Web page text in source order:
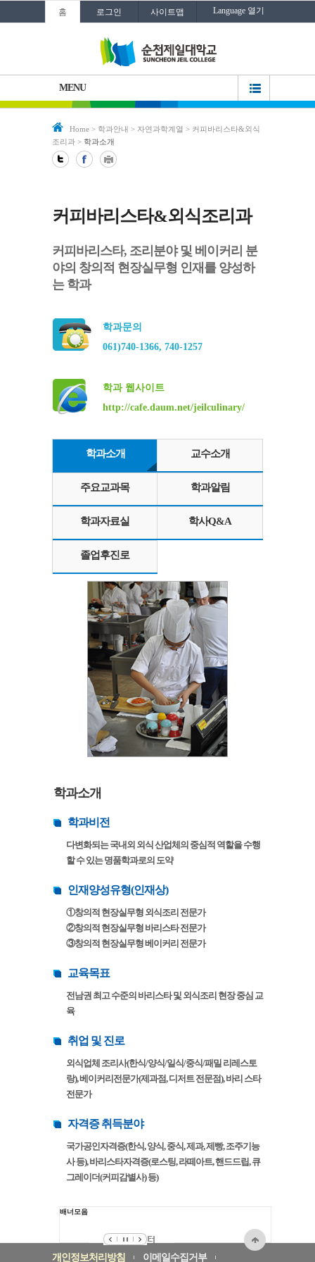
홈 로그인 사이트맵 Language 열기
MENU
Home > 학과안내 > 자연과학계열 > 커피바리스타&외식
조리과 > 학과소개
커피바리스타&외식조리과
커피바리스타, 조리분야 및 베이커리 분
야의 창의적 현장실무형 인재를 양성하
는 학과
학과문의
061)740-1366, 740-1257
학과 웹사이트
http://cafe.daum.net/jeilculinary/
학과소개 교수소개
주요교과목 학과알림
학과자료실 학사Q&A
졸업후진로
학과소개
학과비전
다변화되는 국내외 외식 산업체의 중심적 역할을 수행
할 수 있는 명품학과로의 도약
인재양성유형(인재상)
①창의적 현장실무형 외식조리 전문가
②창의적 현장실무형 바리스타 전문가
③창의적 현장실무형 베이커리 전문가
교육목표
전남권 최고 수준의 바리스타 및 외식조리 현장 중심 교
육
취업 및 진로
외식업체 조리사(한식/양식/일식/중식/패밀 리레스토
랑), 베이커리전문가(제과점, 디저트 전문점), 바리 스타
전문가
자격증 취득분야
국가공인자격증(한식, 양식, 중식, 제과, 제빵, 조주기능
사 등), 바리스타자격증(로스팅, 라떼아트, 핸드드립, 큐
그레이더(커피감별사) 등)
배너모음
개인정보처리방침 이메일수집거부